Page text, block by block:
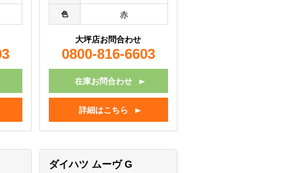
色 赤
大坪店お問合わせ
0800-816-6603
在庫お問合わせ
詳細はこちら
ダイハツ ムーヴ G